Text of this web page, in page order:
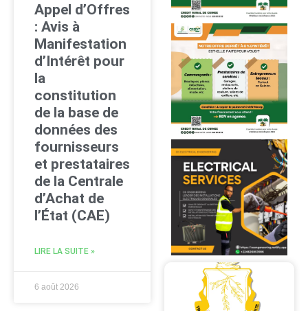
Appel d’Offres
: Avis à
Manifestation
d’Intérêt pour
la
constitution
de la base de
données des
fournisseurs
et prestataires
de la Centrale
d’Achat de
l’État (CAE)
LIRE LA SUITE »
6 août 2026